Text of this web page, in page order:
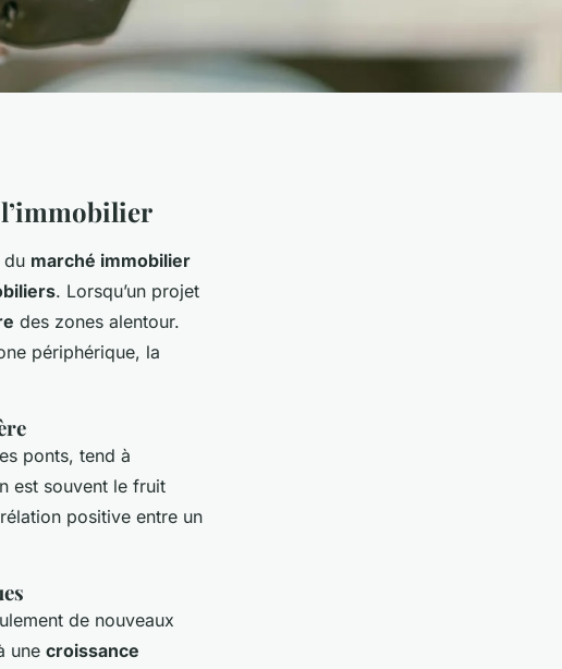
du marché immobilier
. Lorsqu’un projet
des zones alentour.
périphérique, la
ponts, tend à
est souvent le fruit
positive entre un
de nouveaux
une croissance